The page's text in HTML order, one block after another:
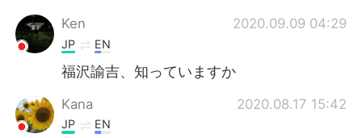
Ken 2020.09.09 04:29
JP EN
福沢諭吉、知っていますか
Kana 2020.08.17 15:42
JP EN